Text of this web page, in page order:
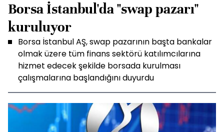
Borsa İstanbul'da "swap pazarı"
kuruluyor
Borsa İstanbul AŞ, swap pazarının başta bankalar
olmak üzere tüm finans sektörü katılımcılarına
hizmet edecek şekilde borsada kurulması
çalışmalarına başlandığını duyurdu